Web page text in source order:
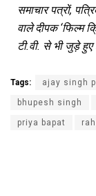
समाचार पत्रों,
वाले दीपक ‘फिल्म
टी.वी. से भी जुड़े हुए
Tags: ajay singh
bhupesh singh
priya bapat